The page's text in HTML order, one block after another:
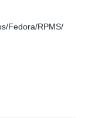
Fedora/RPMS/